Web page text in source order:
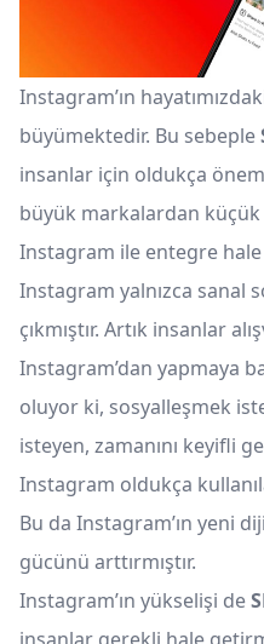
Instagram’ın
büyümektedir. Bu sebeple
insanlar için oldukça
büyük markalardan
Instagram ile entegre
Instagram yalnızca sanal
çıkmıştır. Artık insanlar
Instagram’dan yapmaya
oluyor ki, sosyalleşmek
isteyen, zamanını keyifli
Instagram oldukça
Bu da Instagram’ın yeni
gücünü arttırmıştır.
Instagram’ın yükselişi de